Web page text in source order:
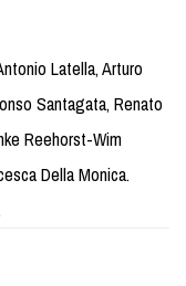
Latella, Arturo
Santagata, Renato
Reehorst-Wim
Della Monica.